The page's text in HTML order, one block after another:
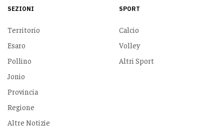
SEZIONI
Territorio
Esaro
Pollino
Jonio
Provincia
Regione
Altre Notizie
SPORT
Calcio
Volley
Altri Sport